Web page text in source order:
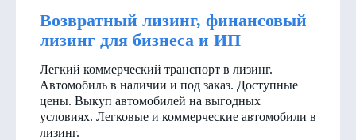
Возвратный лизинг, финансовый
лизинг для бизнеса и ИП
Легкий коммерческий транспорт в лизинг.
Автомобиль в наличии и под заказ. Доступные
цены. Выкуп автомобилей на выгодных
условиях. Легковые и коммерческие автомобили в
лизинг.